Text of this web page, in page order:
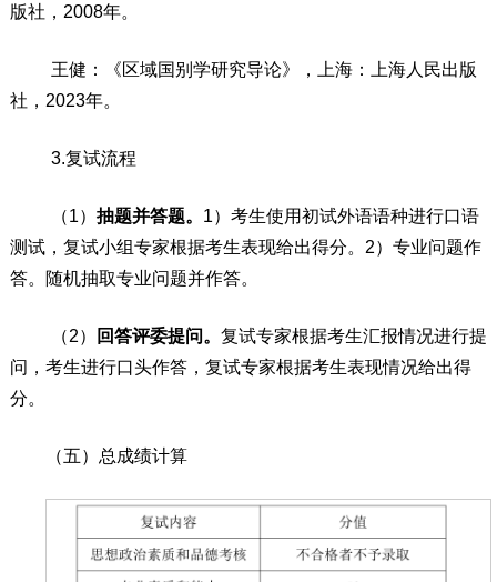
版社， 2008年。
王健：《区域国别学研究导论》，上海：上海人民出版
社， 2023年。
3.复试流程
（1） 抽题并答题。 1）考生使用初试外语语种进行口语
测试，复试小组专家根据考生表现给出得分。 2）专业问题作
答。随机抽取专业问题并作答。
（2） 回答评委提问。 复试专家根据考生汇报情况进行提
问，考生进行口头作答，复试专家根据考生表现情况给出得
分。
（五） 总成绩计算